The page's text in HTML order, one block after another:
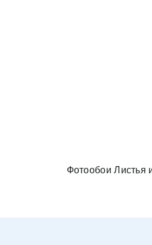
Фотообои Листья